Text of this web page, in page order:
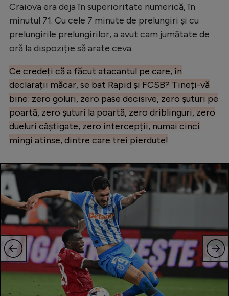
Craiova era deja în superioritate numerică, în
minutul 71. Cu cele 7 minute de prelungiri și cu
prelungirile prelungirilor, a avut cam jumătate de
oră la dispoziție să arate ceva.
Ce credeți că a făcut atacantul pe care, în
declarații măcar, se bat Rapid și FCSB? Tineți-vă
bine: zero goluri, zero pase decisive, zero șuturi pe
poartă, zero șuturi la poartă, zero driblinguri, zero
dueluri câștigate, zero intercepții, numai cinci
mingi atinse, dintre care trei pierdute!